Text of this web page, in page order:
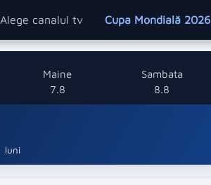
Alege canalul tv Cupa Mondială 2026
Maine
7.8
Sambata
8.8
luni